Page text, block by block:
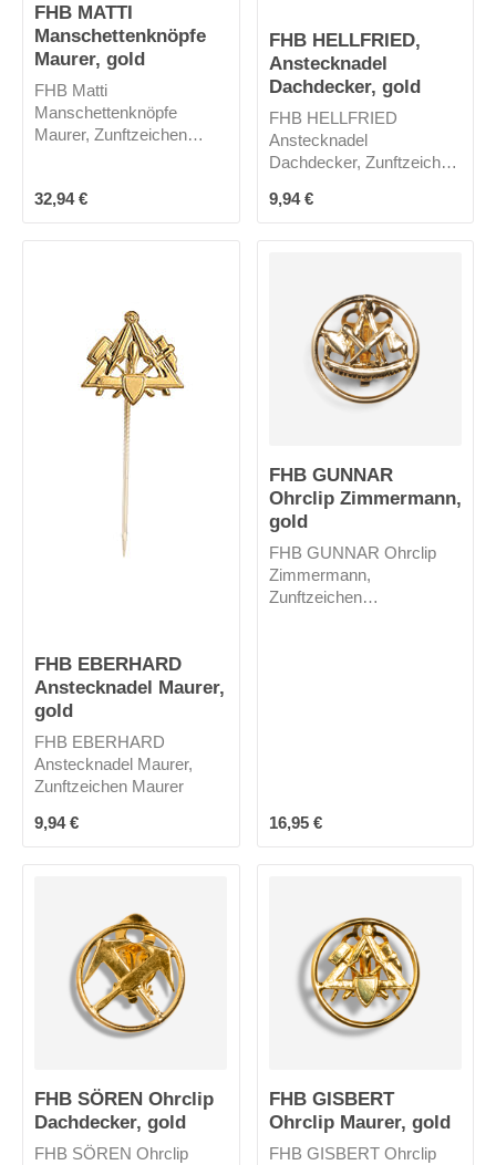
FHB MATTI
Manschettenknöpfe
Maurer, gold
FHB Matti
Manschettenknöpfe
Maurer, Zunftzeichen
Regulärer Preis:
32,94 €
FHB HELLFRIED,
Anstecknadel
Dachdecker, gold
FHB HELLFRIED
Anstecknadel
Dachdecker, Zunftzeichen
Regulärer Preis:
9,94 €
FHB EBERHARD
Anstecknadel Maurer,
gold
FHB EBERHARD
Anstecknadel Maurer,
Zunftzeichen Maurer
Regulärer Preis:
9,94 €
FHB GUNNAR
Ohrclip Zimmermann,
gold
FHB GUNNAR Ohrclip
Zimmermann,
Zunftzeichen
Regulärer Preis:
16,95 €
FHB SÖREN Ohrclip
Dachdecker, gold
FHB SÖREN Ohrclip
FHB GISBERT
Ohrclip Maurer, gold
FHB GISBERT Ohrclip